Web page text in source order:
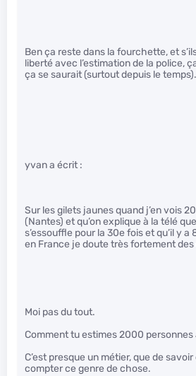
Ben ça reste dans la fourchette, et
liberté avec l’estimation de la police,
ça se saurait (surtout depuis le temps).
yvan a écrit :
Sur les gilets jaunes quand j’en vois
(Nantes) et qu’on explique à la télé
s’essouffle pour la 30e fois et qu’il y
en France je doute très fortement
Moi pas du tout.
Comment tu estimes 2000 personnes
C’est presque un métier, que de
compter ce genre de chose.